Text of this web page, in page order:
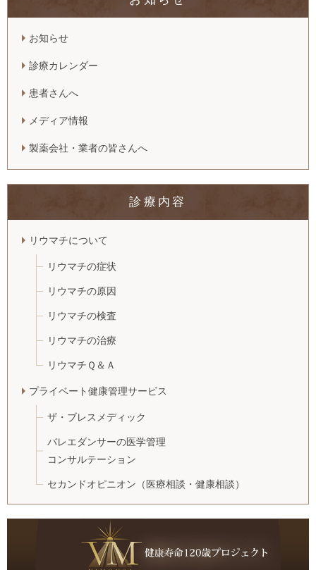
お知らせ
診療カレンダー
患者さんへ
メディア情報
製薬会社・業者の皆さんへ
診療内容
リウマチについて
リウマチの症状
リウマチの原因
リウマチの検査
リウマチの治療
リウマチＱ＆Ａ
プライベート健康管理サービス
ザ・ブレスメディック
バレエダンサーの医学管理
コンサルテーション
セカンドオピニオン （医療相談・健康相談）